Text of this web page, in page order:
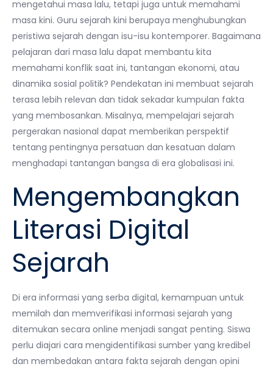
mengetahui masa lalu, tetapi juga untuk memahami
masa kini. Guru sejarah kini berupaya menghubungkan
peristiwa sejarah dengan isu-isu kontemporer. Bagaimana
pelajaran dari masa lalu dapat membantu kita
memahami konflik saat ini, tantangan ekonomi, atau
dinamika sosial politik? Pendekatan ini membuat sejarah
terasa lebih relevan dan tidak sekadar kumpulan fakta
yang membosankan. Misalnya, mempelajari sejarah
pergerakan nasional dapat memberikan perspektif
tentang pentingnya persatuan dan kesatuan dalam
menghadapi tantangan bangsa di era globalisasi ini.
Mengembangkan
Literasi Digital
Sejarah
Di era informasi yang serba digital, kemampuan untuk
memilah dan memverifikasi informasi sejarah yang
ditemukan secara online menjadi sangat penting. Siswa
perlu diajari cara mengidentifikasi sumber yang kredibel
dan membedakan antara fakta sejarah dengan opini